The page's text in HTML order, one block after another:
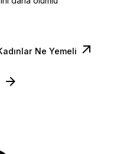
Ne Yemeli